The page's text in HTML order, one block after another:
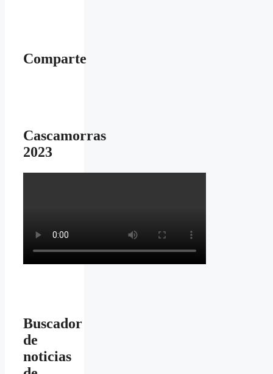
Comparte
Cascamorras
2023
Buscador
de
noticias